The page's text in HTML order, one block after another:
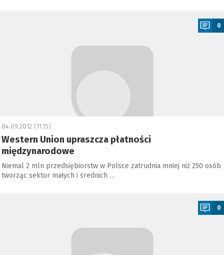
0
04.09.2012 (11:15)
Western Union upraszcza płatności
międzynarodowe
Niemal 2 mln przedsiębiorstw w Polsce zatrudnia mniej niż 250 osób
tworząc sektor małych i średnich …
0